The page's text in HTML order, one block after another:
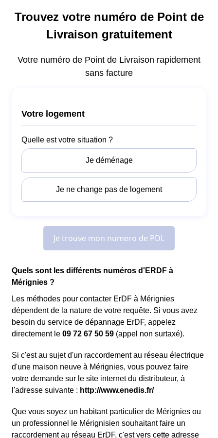
Quels sont les différents numéros d'ERDF à
Mérignies ?
Les méthodes pour contacter ErDF à Mérignies
dépendent de la nature de votre requête. Si vous avez
besoin du service de dépannage ErDF, appelez
directement le 09 72 67 50 59 (appel non surtaxé).
Si c'est au sujet d'un raccordement au réseau électrique
d'une maison neuve à Mérignies, vous pouvez faire
votre demande sur le site internet du distributeur, à
l'adresse suivante : http://www.enedis.fr/
Que vous soyez un habitant particulier de Mérignies ou
un professionnel le Mérignisien souhaitant faire un
raccordement au réseau ErDF, c'est vers cette adresse